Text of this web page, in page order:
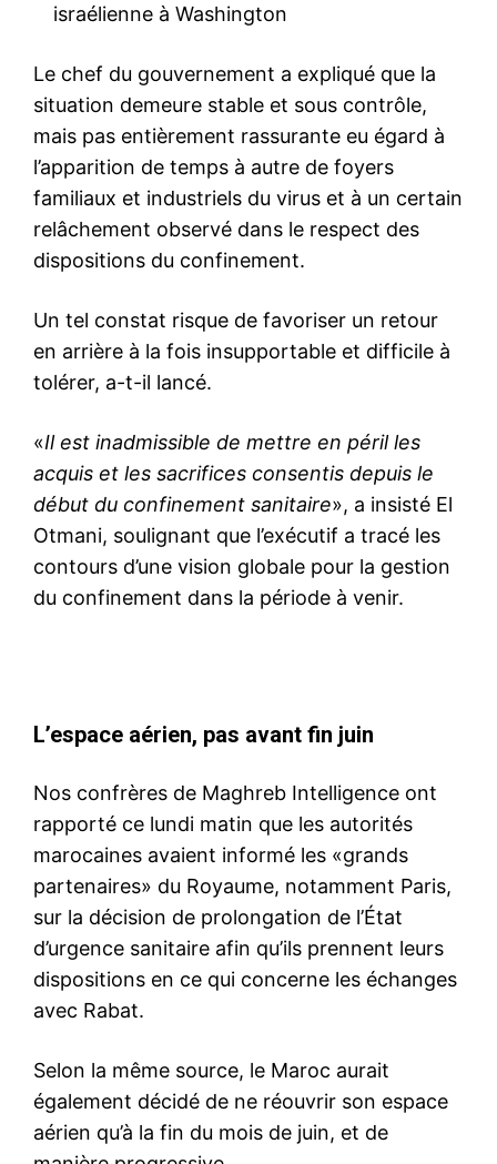
israélienne à Washington
Le chef du gouvernement a expliqué que la
situation demeure stable et sous contrôle,
mais pas entièrement rassurante eu égard à
l’apparition de temps à autre de foyers
familiaux et industriels du virus et à un certain
relâchement observé dans le respect des
dispositions du confinement.
Un tel constat risque de favoriser un retour
en arrière à la fois insupportable et difficile à
tolérer, a-t-il lancé.
«Il est inadmissible de mettre en péril les
acquis et les sacrifices consentis depuis le
début du confinement sanitaire», a insisté El
Otmani, soulignant que l’exécutif a tracé les
contours d’une vision globale pour la gestion
du confinement dans la période à venir.
L’espace aérien, pas avant fin juin
Nos confrères de Maghreb Intelligence ont
rapporté ce lundi matin que les autorités
marocaines avaient informé les «grands
partenaires» du Royaume, notamment Paris,
sur la décision de prolongation de l’État
d’urgence sanitaire afin qu’ils prennent leurs
dispositions en ce qui concerne les échanges
avec Rabat.
Selon la même source, le Maroc aurait
également décidé de ne réouvrir son espace
aérien qu’à la fin du mois de juin, et de